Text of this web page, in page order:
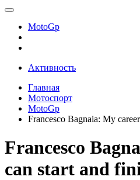
MotoGp
Активность
Главная
Мотоспорт
MotoGp
Francesco Bagnaia: My
Francesco
can start and